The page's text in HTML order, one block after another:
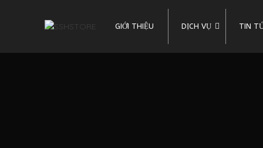
GIỚI THIỆU DỊCH VỤ TIN